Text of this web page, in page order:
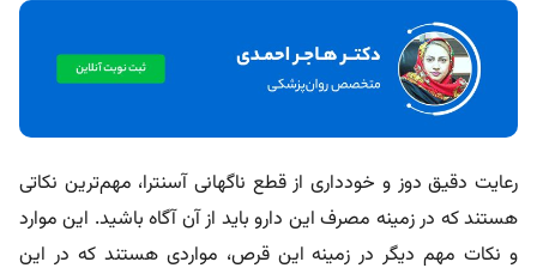
رعایت دقیق دوز و خودداری از قطع ناگهانی آسنترا، مهم‌ترین نکاتی
هستند که در زمینه مصرف این دارو باید از آن آگاه باشید. این موارد
و نکات مهم دیگر در زمینه این قرص، مواردی هستند که در این